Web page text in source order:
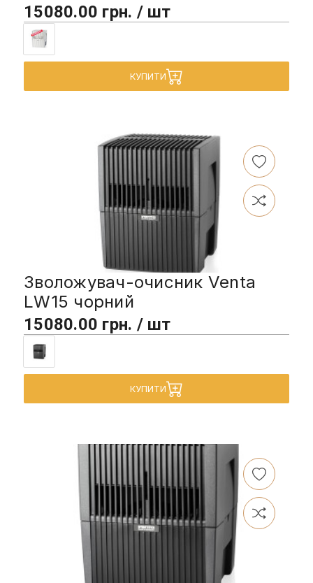
15080.00 грн. / шт
КУПИТИ
Зволожувач-очисник Venta
LW15 чорний
15080.00 грн. / шт
КУПИТИ